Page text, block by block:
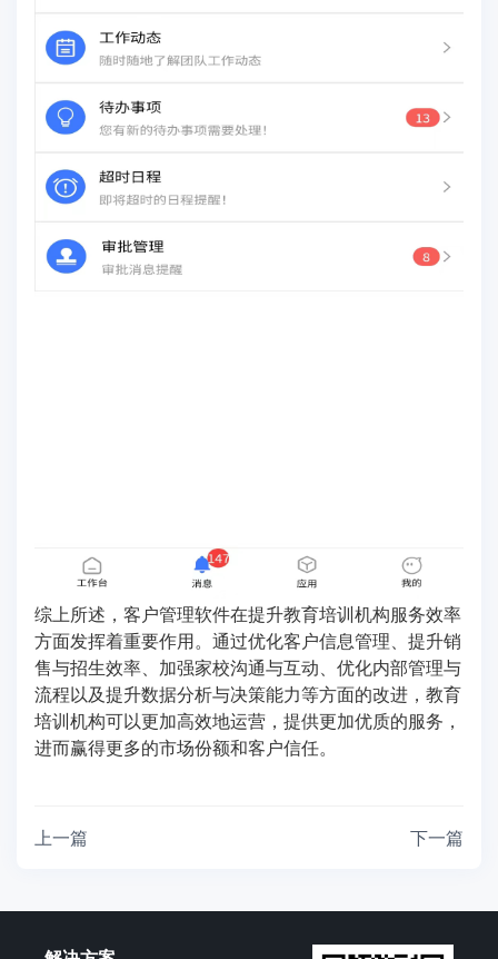
综上所述，客户管理软件在提升教育培训机构服务效率
方面发挥着重要作用。通过优化客户信息管理、提升销
售与招生效率、加强家校沟通与互动、优化内部管理与
流程以及提升数据分析与决策能力等方面的改进，教育
培训机构可以更加高效地运营，提供更加优质的服务，
进而赢得更多的市场份额和客户信任。
上一篇 下一篇